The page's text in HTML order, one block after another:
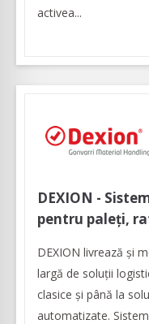
activea...
DEXION -
pentru paleți,
DEXION livrează și
largă de soluții
clasice și până la
automatizate.